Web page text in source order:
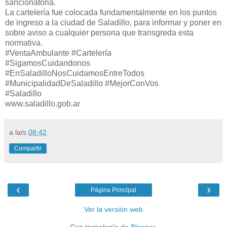
sancionatoria.
La cartelería fue colocada fundamentalmente en los puntos
de ingreso a la ciudad de Saladillo, para informar y poner en
sobre aviso a cualquier persona que transgreda esta
normativa.
#VentaAmbulante #Cartelería
#SigamosCuidandonos
#EnSaladilloNosCuidamosEntreTodos
#MunicipalidadDeSaladillo #MejorConVos
#Saladillo
www.saladillo.gob.ar
a la/s 08:42
Compartir
‹ ›
Página Principal
Ver la versión web